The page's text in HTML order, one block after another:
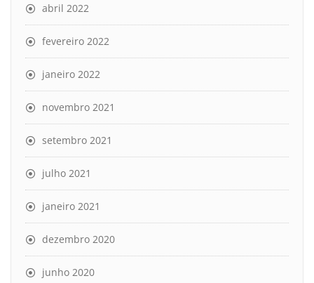
abril 2022
fevereiro 2022
janeiro 2022
novembro 2021
setembro 2021
julho 2021
janeiro 2021
dezembro 2020
junho 2020